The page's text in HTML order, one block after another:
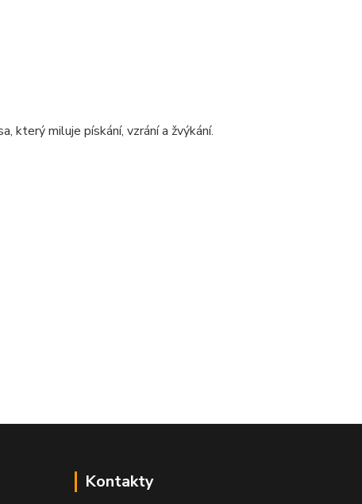
který miluje pískání, vzrání a žvýkání.
Kontakty